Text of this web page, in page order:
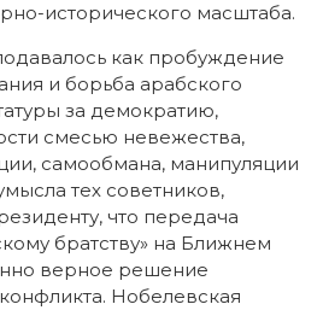
исторического масштаба.
как пробуждение
и борьба арабского
за демократию,
смесью невежества,
самообмана, манипуляции
тех советников,
что передача
братству» на Ближнем
верное решение
Нобелевская